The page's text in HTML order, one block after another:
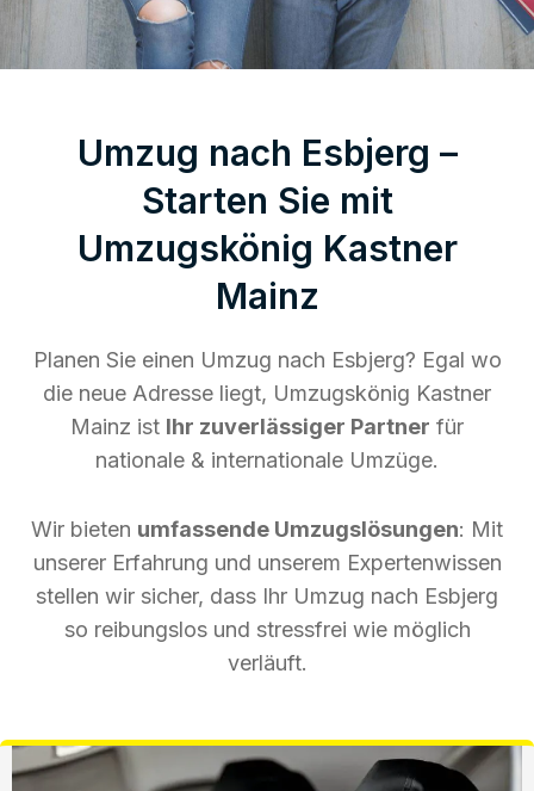
Umzug nach Esbjerg –
Starten Sie mit
Umzugskönig Kastner
Mainz
Planen Sie einen Umzug nach Esbjerg? Egal wo
die neue Adresse liegt, Umzugskönig Kastner
Mainz ist Ihr zuverlässiger Partner für
nationale & internationale Umzüge.
Wir bieten umfassende Umzugslösungen: Mit
unserer Erfahrung und unserem Expertenwissen
stellen wir sicher, dass Ihr Umzug nach Esbjerg
so reibungslos und stressfrei wie möglich
verläuft.